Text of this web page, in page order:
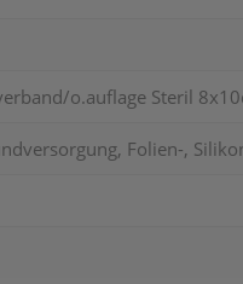
o.auflage Steril
Folien-,